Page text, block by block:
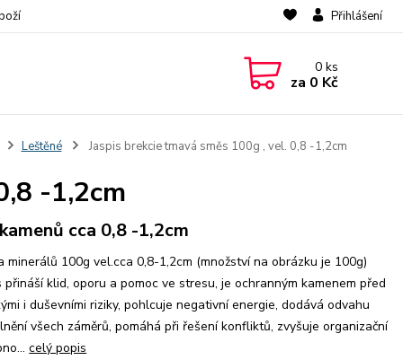
Přihlášení
0 ks
za 0 Kč
Leštěné Jaspis brekcie tmavá směs 100g , vel. 0,8 -1,2cm
-1,2cm
cca 0,8 -1,2cm
minerálů 100g vel.cca 0,8-1,2cm (množství na obrázku je 100g)
přináší klid, oporu a pomoc ve stresu, je ochranným kamenem před
i duševními riziky, pohlcuje negativní energie, dodává odvahu
všech záměrů, pomáhá při řešení konfliktů, zvyšuje organizační
celý popis